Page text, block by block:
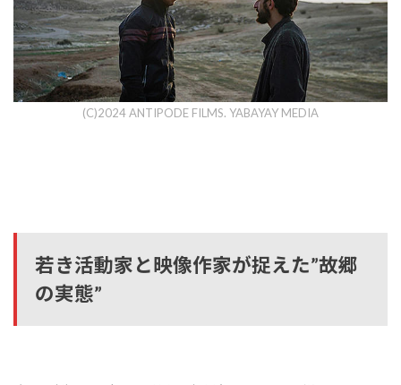
(C)2024 ANTIPODE FILMS. YABAYAY MEDIA
若き活動家と映像作家が捉えた”故郷
の実態”